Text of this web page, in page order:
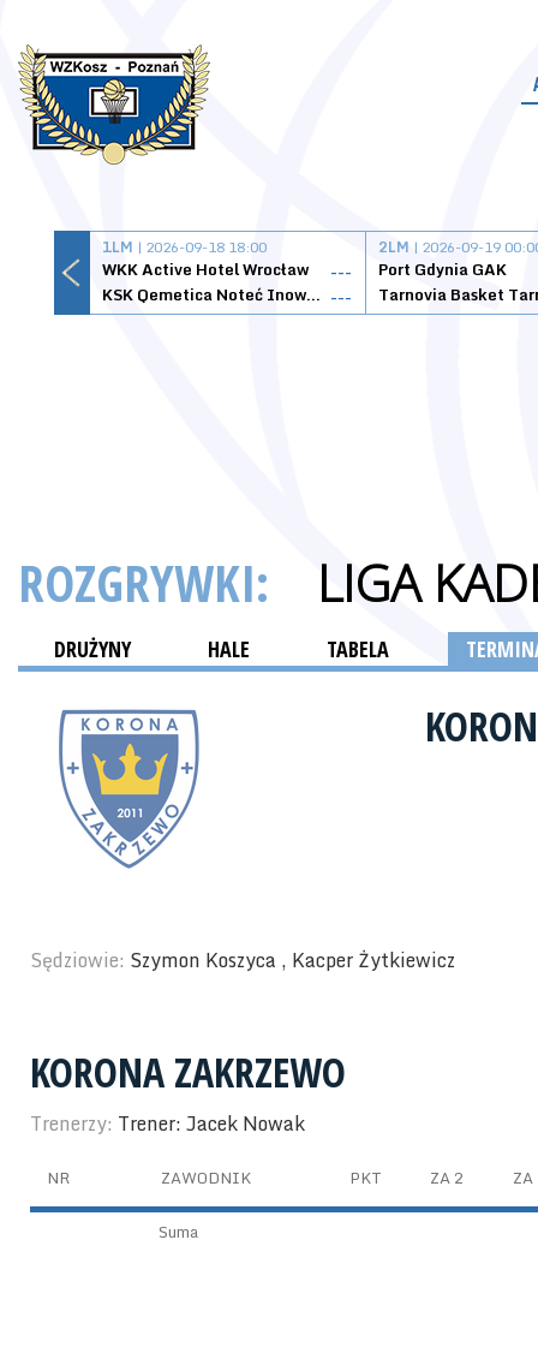
1LM | 2026-09-18 18:00
WKK Active Hotel Wrocław
---
KSK Qemetica Noteć Inowrocław ---
2LM | 2026-09-19
Port Gdynia GAK
ROZGRYWKI: LIGA
DRUŻYNY HALE TABELA
Sędziowie: Szymon Koszyca , Kacper Żytkiewicz
KORONA ZAKRZEWO
Trenerzy: Trener: Jacek Nowak
NR ZAWODNIK PKT ZA 2 ZA
Suma